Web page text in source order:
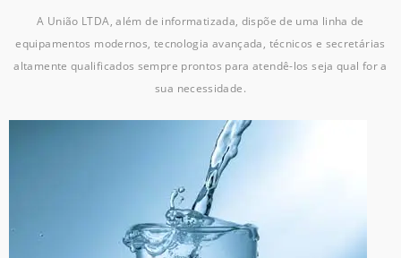
A União LTDA, além de informatizada, dispõe de uma linha de
equipamentos modernos, tecnologia avançada, técnicos e secretárias
altamente qualificados sempre prontos para atendê-los seja qual for a
sua necessidade.